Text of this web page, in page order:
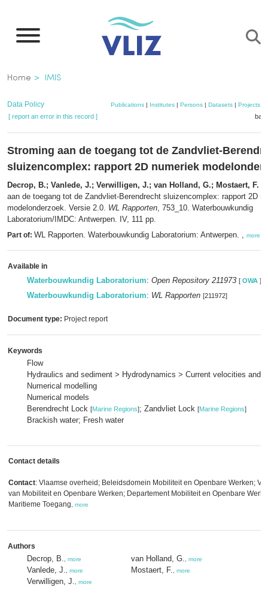
main
Breadcrumb
Home IMIS
Data Policy Publications| Institutes| Persons| Datasets| Projects|
[ report an error in this record ]
Stroming aan de toegang tot de Zandvliet-
sluizencomplex: rapport 2D numeriek
Decrop, B.; Vanlede, J.; Verwilligen, J.; van Holland, G.; Mostaert, F.
aan de toegang tot de Zandvliet-Berendrecht sluizencomplex: rapport 2D
modelonderzoek. Versie 2.0. WL Rapporten, 753_10. Waterbouwkundig
Laboratorium/IMDC: Antwerpen. IV, 111 pp.
Part of: WL Rapporten. Waterbouwkundig Laboratorium: Antwerpen. , more
Available in
Waterbouwkundig Laboratorium: Open Repository 211973 [ OWA ]
Waterbouwkundig Laboratorium: WL Rapporten [211972]
Document type: Project report
Keywords
Flow
Hydraulics and sediment > Hydrodynamics > Current velocities and
Numerical modelling
Numerical models
Berendrecht Lock [Marine Regions]; Zandvliet Lock [Marine Regions]
Brackish water; Fresh water
Contact details
Contact: Vlaamse overheid; Beleidsdomein Mobiliteit en Openbare Werken;
van Mobiliteit en Openbare Werken; Departement Mobiliteit en Openbare
Maritieme Toegang
more
Authors
Decrop, B. more
Vanlede, J. more
Verwilligen, J. more
van Holland, G. more
Mostaert, F. more